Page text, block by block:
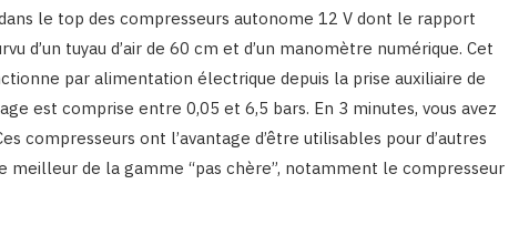
le top des compresseurs autonome 12 V dont le rapport
d’un tuyau d’air de 60 cm et d’un manomètre numérique. Cet
par alimentation électrique depuis la prise auxiliaire de
est comprise entre 0,05 et 6,5 bars. En 3 minutes, vous avez
compresseurs ont l’avantage d’être utilisables pour d’autres
meilleur de la gamme “pas chère”, notamment le compresseur